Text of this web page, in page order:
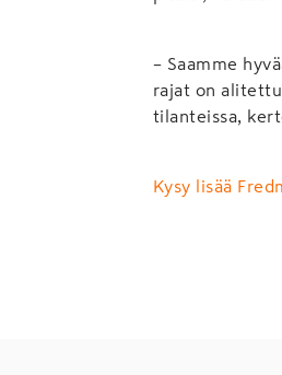
– Saamme
rajat on
tilanteissa,
Kysy lisää